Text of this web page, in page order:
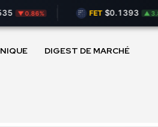
0.86% FET $0.1393 ▲ 3.88%
DIGEST DE MARCHÉ